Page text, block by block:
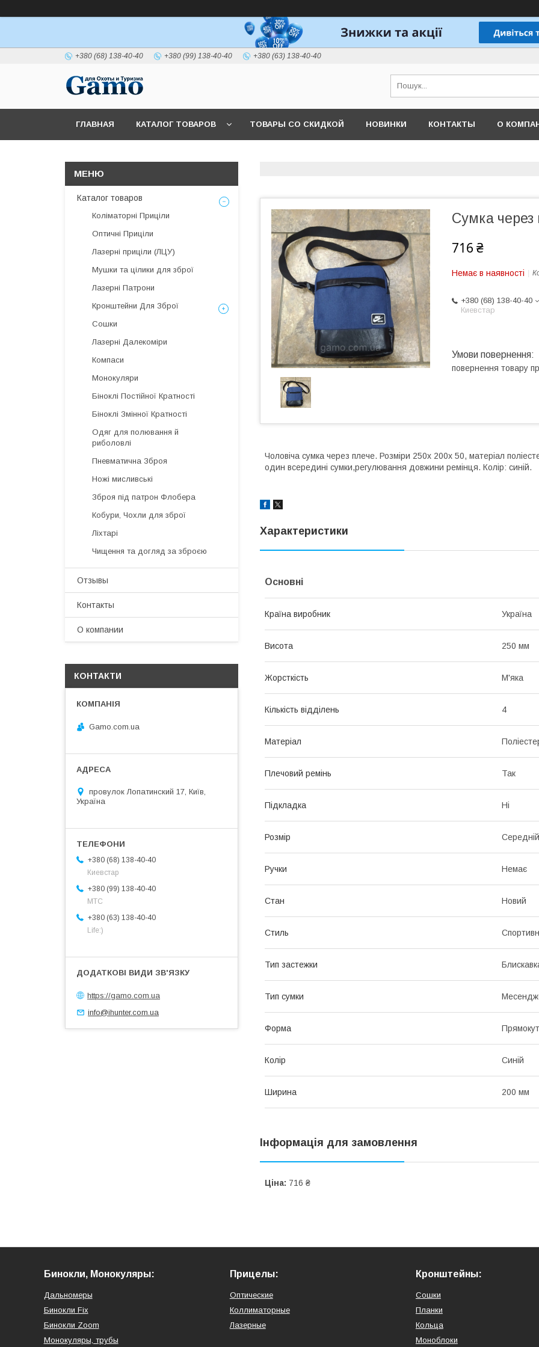
+380 (68) 138-40-40 +380 (99) 138-40-40 +380 (63) 138-40-40
ГЛАВНАЯ КАТАЛОГ ТОВАРОВ ТОВАРЫ СО СКИДКОЙ НОВИНКИ КОНТАКТЫ О
Сумка через
716 ₴
Немає в наявності
+380 (68) 138-40-40
Киевстар
повернення товару
Чоловіча сумка через плече. Розміри 250х 200х 50, матеріал
один всередині сумки,регулювання довжини ремінця. Колір: синій.
Характеристики
Основні
Країна виробник Україна
Висота 250 мм
Жорсткість М'яка
Кількість відділень 4
Матеріал
Плечовий ремінь Так
Підкладка Ні
Розмір Середній
Ручки Немає
Стан Новий
Стиль
Тип застежки
Тип сумки
Форма
Колір Синій
Ширина 200 мм
Інформація для замовлення
Ціна: 716 ₴
Каталог товаров
Коліматорні Приціли
Оптичні Приціли
Лазерні приціли (ЛЦУ)
Мушки та цілики для зброї
Лазерні Патрони
Кронштейни Для Зброї
Сошки
Лазерні Далекоміри
Компаси
Монокуляри
Біноклі Постійної Кратності
Біноклі Змінної Кратності
Одяг для полювання й
риболовлі
Пневматична Зброя
Ножі мисливські
Зброя під патрон Флобера
Кобури, Чохли для зброї
Ліхтарі
Чищення та догляд за зброєю
Отзывы
Контакты
О компании
КОНТАКТИ
Gamo.com.ua
провулок Лопатинский 17, Київ,
Україна
+380 (68) 138-40-40
Киевстар
+380 (99) 138-40-40
МТС
+380 (63) 138-40-40
Life:)
https://gamo.com.ua
info@ihunter.com.ua
Бинокли, Монокуляры:
Дальномеры
Бинокли Fix
Бинокли Zoom
Монокуляры, трубы
Прицелы:
Оптические
Коллиматорные
Лазерные
Кронштейны:
Сошки
Планки
Кольца
Моноблоки